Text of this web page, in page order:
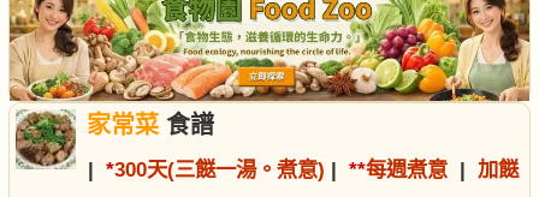
家常菜食譜
| *300天(三餸一湯。煮意) | **每週煮意 | 加餸